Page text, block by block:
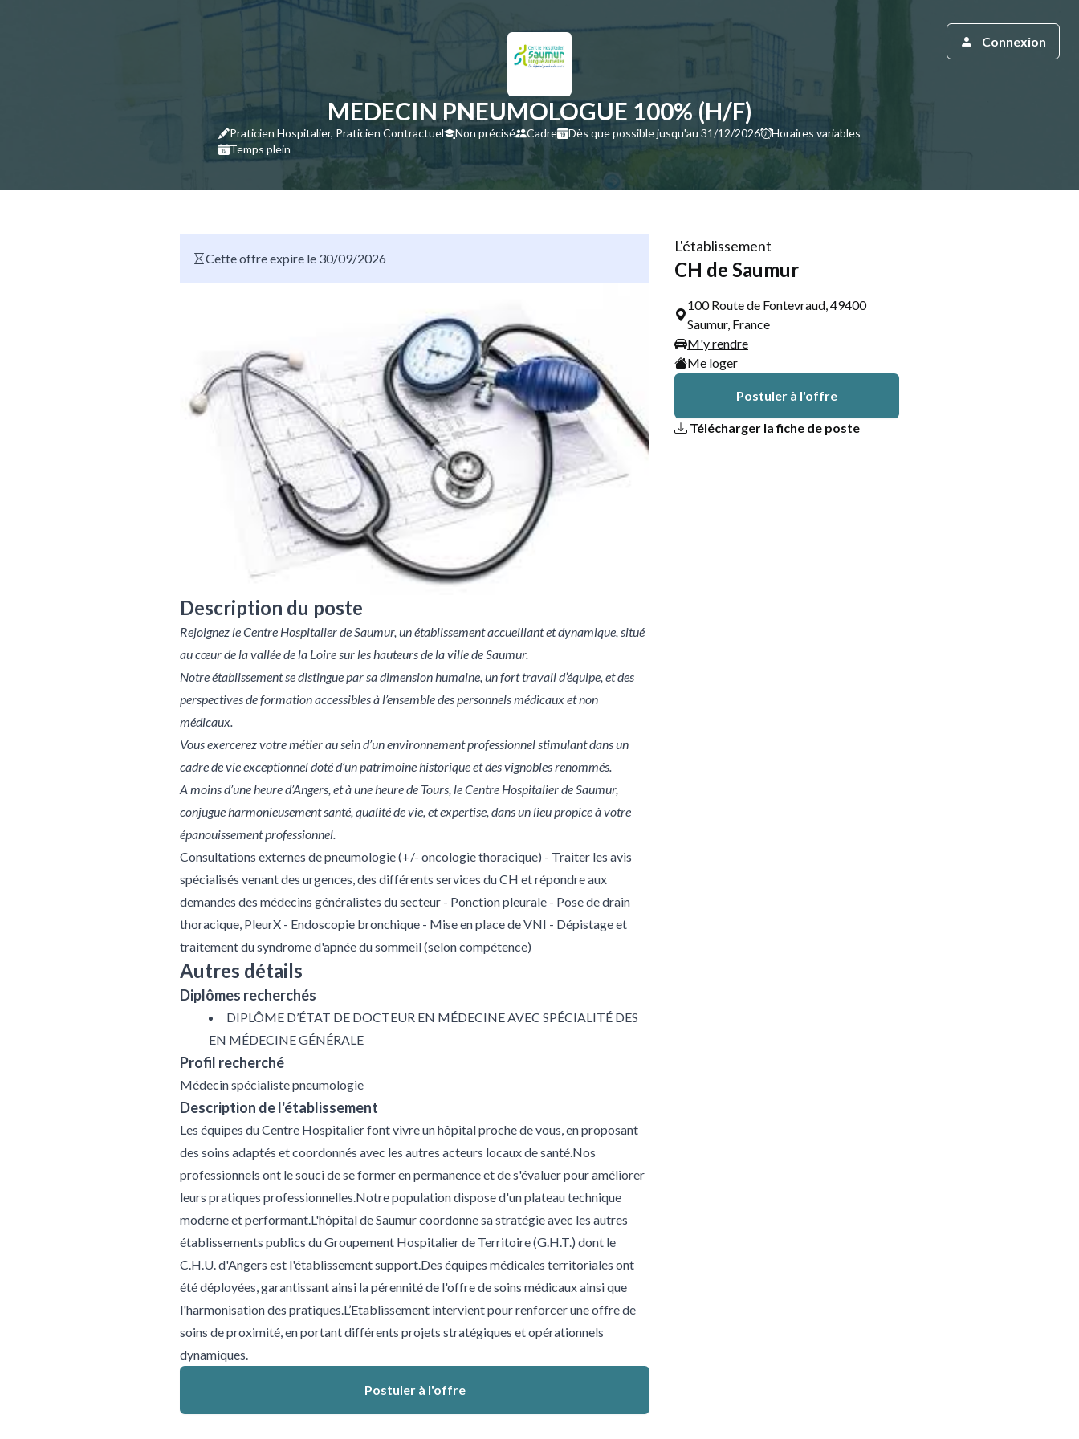
MEDECIN PNEUMOLOGUE 100% (H/F)
Praticien Hospitalier, Praticien Contractuel Non précisé Cadre Dès que possible jusqu'au 31/12/2026
Horaires variables
Temps plein
Connexion
Cette offre expire le 30/09/2026
Description du poste
Rejoignez le Centre Hospitalier de Saumur, un établissement accueillant et dynamique, situé
au cœur de la vallée de la Loire sur les hauteurs de la ville de Saumur.
Notre établissement se distingue par sa dimension humaine, un fort travail d’équipe, et des
perspectives de formation accessibles à l’ensemble des personnels médicaux et non
médicaux.
Vous exercerez votre métier au sein d’un environnement professionnel stimulant dans un
cadre de vie exceptionnel doté d’un patrimoine historique et des vignobles renommés.
A moins d’une heure d’Angers, et à une heure de Tours, le Centre Hospitalier de Saumur,
conjugue harmonieusement santé, qualité de vie, et expertise, dans un lieu propice à votre
épanouissement professionnel.
Consultations externes de pneumologie (+/- oncologie thoracique) - Traiter les avis
spécialisés venant des urgences, des différents services du CH et répondre aux
demandes des médecins généralistes du secteur - Ponction pleurale - Pose de drain
thoracique, PleurX - Endoscopie bronchique - Mise en place de VNI - Dépistage et
traitement du syndrome d'apnée du sommeil (selon compétence)
Autres détails
Diplômes recherchés
DIPLÔME D’ÉTAT DE DOCTEUR EN MÉDECINE AVEC SPÉCIALITÉ DES
EN MÉDECINE GÉNÉRALE
Profil recherché
Médecin spécialiste pneumologie
Description de l'établissement
Les équipes du Centre Hospitalier font vivre un hôpital proche de vous, en proposant
des soins adaptés et coordonnés avec les autres acteurs locaux de santé.Nos
professionnels ont le souci de se former en permanence et de s'évaluer pour améliorer
leurs pratiques professionnelles.Notre population dispose d'un plateau technique
moderne et performant.L'hôpital de Saumur coordonne sa stratégie avec les autres
établissements publics du Groupement Hospitalier de Territoire (G.H.T.) dont le
C.H.U. d'Angers est l'établissement support.Des équipes médicales territoriales ont
été déployées, garantissant ainsi la pérennité de l'offre de soins médicaux ainsi que
l'harmonisation des pratiques.L’Etablissement intervient pour renforcer une offre de
soins de proximité, en portant différents projets stratégiques et opérationnels
dynamiques.
Postuler à l'offre
L'établissement
CH de Saumur
100 Route de Fontevraud, 49400
Saumur, France
M'y rendre
Me loger
Postuler à l'offre
Télécharger la fiche de poste